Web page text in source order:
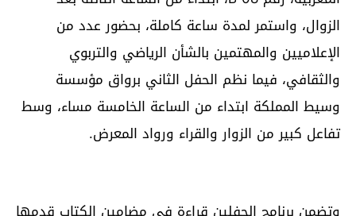
الزوال، واستمر لمدة ساعة كاملة، بحضور عدد من
الإعلاميين والمهتمين بالشأن الرياضي والتربوي
والثقافي، فيما نظم الحفل الثاني برواق مؤسسة
وسيط المملكة ابتداء من الساعة الخامسة مساء، وسط
تفاعل كبير من الزوار والقراء ورواد المعرض.